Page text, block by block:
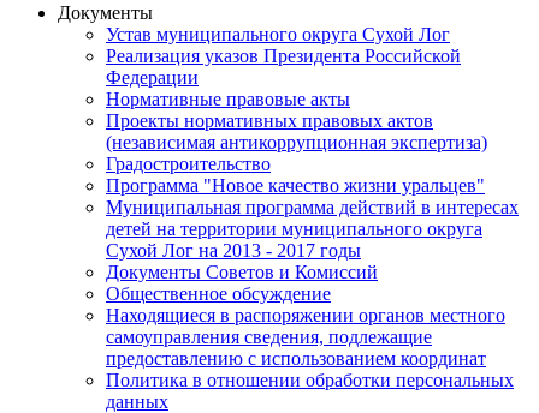
Документы
Устав муниципального округа Сухой Лог
Реализация указов Президента Российской
Федерации
Нормативные правовые акты
Проекты нормативных правовых актов
(независимая антикоррупционная экспертиза)
Градостроительство
Программа "Новое качество жизни уральцев"
Муниципальная программа действий в интересах
детей на территории муниципального округа
Сухой Лог на 2013 - 2017 годы
Документы Советов и Комиссий
Общественное обсуждение
Находящиеся в распоряжении органов местного
самоуправления сведения, подлежащие
предоставлению с использованием координат
Политика в отношении обработки персональных
данных